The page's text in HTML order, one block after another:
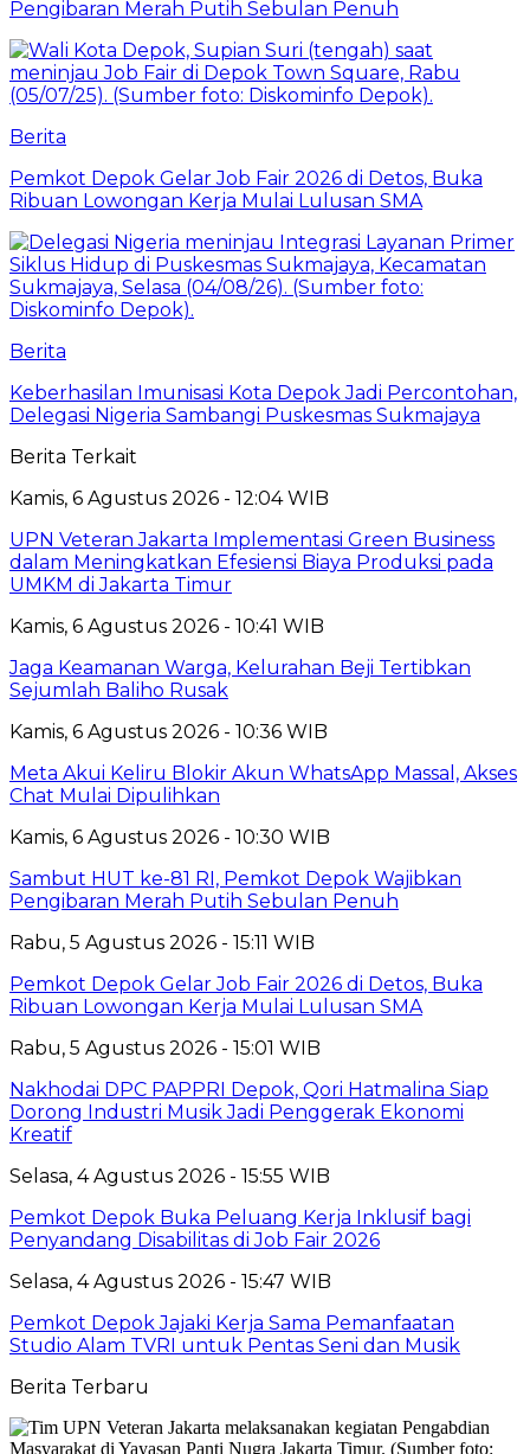
Pengibaran Merah Putih Sebulan Penuh
Berita
Pemkot Depok Gelar Job Fair 2026 di Detos, Buka
Ribuan Lowongan Kerja Mulai Lulusan SMA
Berita
Keberhasilan Imunisasi Kota Depok Jadi Percontohan,
Delegasi Nigeria Sambangi Puskesmas Sukmajaya
Berita Terkait
Kamis, 6 Agustus 2026 - 12:04 WIB
UPN Veteran Jakarta Implementasi Green Business
dalam Meningkatkan Efesiensi Biaya Produksi pada
UMKM di Jakarta Timur
Kamis, 6 Agustus 2026 - 10:41 WIB
Jaga Keamanan Warga, Kelurahan Beji Tertibkan
Sejumlah Baliho Rusak
Kamis, 6 Agustus 2026 - 10:36 WIB
Meta Akui Keliru Blokir Akun WhatsApp Massal, Akses
Chat Mulai Dipulihkan
Kamis, 6 Agustus 2026 - 10:30 WIB
Sambut HUT ke-81 RI, Pemkot Depok Wajibkan
Pengibaran Merah Putih Sebulan Penuh
Rabu, 5 Agustus 2026 - 15:11 WIB
Pemkot Depok Gelar Job Fair 2026 di Detos, Buka
Ribuan Lowongan Kerja Mulai Lulusan SMA
Rabu, 5 Agustus 2026 - 15:01 WIB
Nakhodai DPC PAPPRI Depok, Qori Hatmalina Siap
Dorong Industri Musik Jadi Penggerak Ekonomi
Kreatif
Selasa, 4 Agustus 2026 - 15:55 WIB
Pemkot Depok Buka Peluang Kerja Inklusif bagi
Penyandang Disabilitas di Job Fair 2026
Selasa, 4 Agustus 2026 - 15:47 WIB
Pemkot Depok Jajaki Kerja Sama Pemanfaatan
Studio Alam TVRI untuk Pentas Seni dan Musik
Berita Terbaru